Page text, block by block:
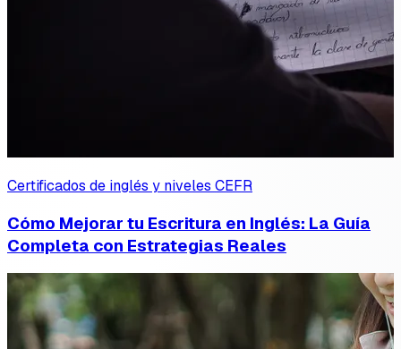
Certificados de inglés y niveles CEFR
Cómo Mejorar tu Escritura en Inglés: La Guía
Completa con Estrategias Reales